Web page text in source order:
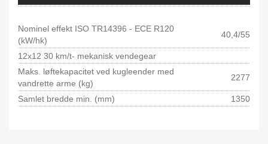
Nominel effekt ISO TR14396 - ECE R120
(kW/hk)
40,4/55
12x12 30 km/t- mekanisk vendegear
Maks. løftekapacitet ved kugleender med
vandrette arme (kg)
2277
Samlet bredde min. (mm) 1350